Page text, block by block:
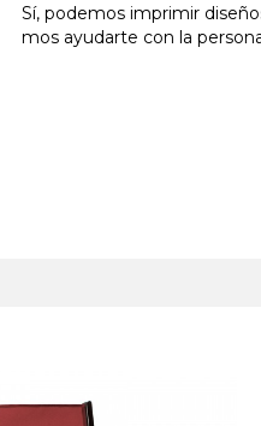
Sí, podemos imprimir
mos ayudarte con la